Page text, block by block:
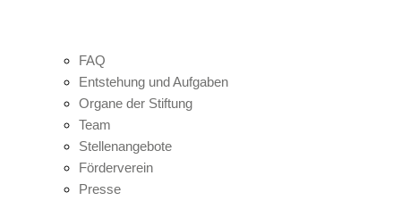
FAQ
Entstehung und Aufgaben
Organe der Stiftung
Team
Stellenangebote
Förderverein
Presse